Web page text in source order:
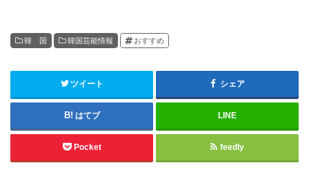
韓 国 韓国芸能情報 おすすめ
ツイート シェア
はてブ LINE
Pocket feedly